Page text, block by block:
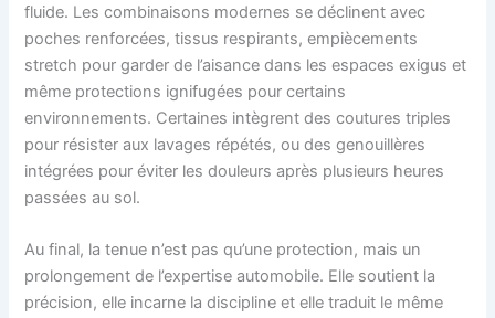
fluide. Les combinaisons modernes se déclinent avec
poches renforcées, tissus respirants, empiècements
stretch pour garder de l’aisance dans les espaces exigus et
même protections ignifugées pour certains
environnements. Certaines intègrent des coutures triples
pour résister aux lavages répétés, ou des genouillères
intégrées pour éviter les douleurs après plusieurs heures
passées au sol.
Au final, la tenue n’est pas qu’une protection, mais un
prolongement de l’expertise automobile. Elle soutient la
précision, elle incarne la discipline et elle traduit le même